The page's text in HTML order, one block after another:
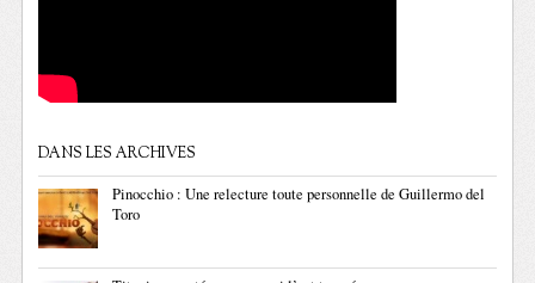
DANS LES ARCHIVES
Pinocchio : Une relecture toute personnelle de Guillermo del
Toro